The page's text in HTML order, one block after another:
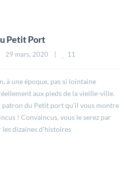
Petit Port
29 mars, 2020 11
à une époque, pas si lointaine
aux pieds de la vieille-ville.
patron du Petit port qu’il vous montre
! Convaincus, vous le serez par
les dizaines d’histoires